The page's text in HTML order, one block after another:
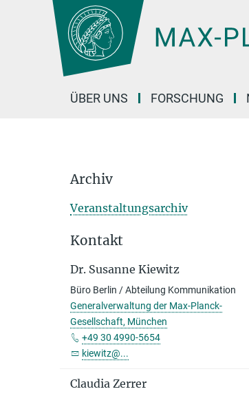
Hauptinhalt
ÜBER UNS FORSCHUNG
Archiv
Veranstaltungs­archiv
Kontakt
Dr. Susanne Kiewitz
Büro Berlin / Abteilung Kommunikation
Generalverwaltung der Max-Planck-
Gesellschaft, München
+49 30 4990-5654
kiewitz@...
Claudia Zerrer